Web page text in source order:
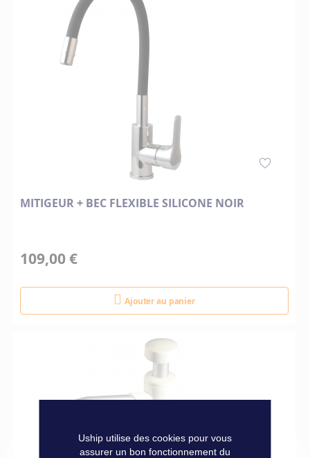
MITIGEUR + BEC FLEXIBLE SILICONE NOIR
109,00 €
Ajouter au panier
Uship utilise des cookies pour vous
assurer un bon fonctionnement du